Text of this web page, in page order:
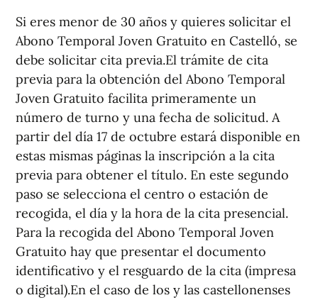
Si eres menor de 30 años y quieres solicitar el
Abono Temporal Joven Gratuito en Castelló, se
debe solicitar cita previa.El trámite de cita
previa para la obtención del Abono Temporal
Joven Gratuito facilita primeramente un
número de turno y una fecha de solicitud. A
partir del día 17 de octubre estará disponible en
estas mismas páginas la inscripción a la cita
previa para obtener el título. En este segundo
paso se selecciona el centro o estación de
recogida, el día y la hora de la cita presencial.
Para la recogida del Abono Temporal Joven
Gratuito hay que presentar el documento
identificativo y el resguardo de la cita (impresa
o digital).En el caso de los y las castellonenses